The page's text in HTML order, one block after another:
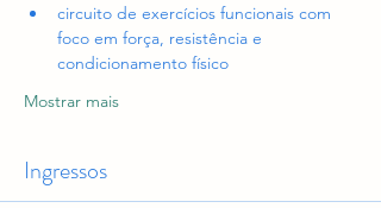
circuito de exercícios funcionais com
foco em força, resistência e
condicionamento físico
Mostrar mais
Ingressos